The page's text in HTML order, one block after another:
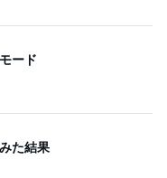
ード
た結果